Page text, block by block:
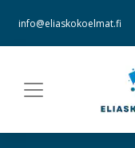
info@eliaskokoelmat.fi